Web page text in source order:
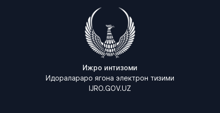
Ижро интизоми
Идоралараро ягона электрон тизими
IJRO.GOV.UZ